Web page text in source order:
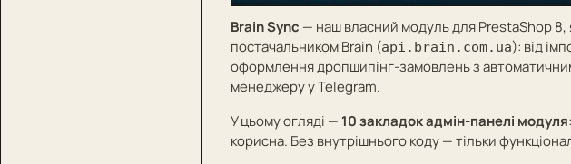
Brain Sync — наш власний модуль для PrestaShop
постачальником Brain (api.brain.com.ua): від
оформлення дропшипінг-замовлень з
менеджеру у Telegram.
У цьому огляді — 10 закладок адмін-панелі модуля
корисна. Без внутрішнього коду — тільки